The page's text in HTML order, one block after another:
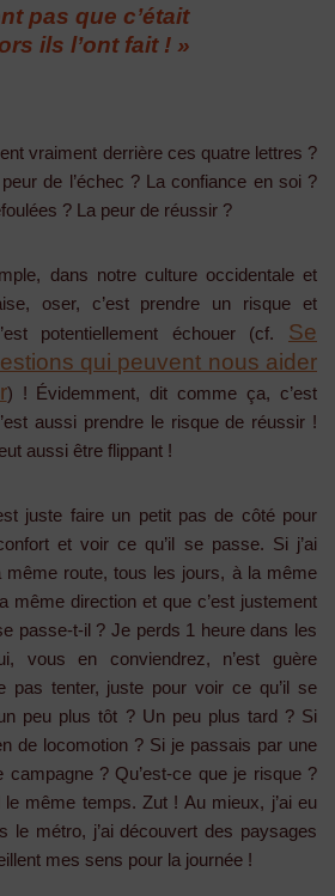
pas que c’était
ils l’ont fait ! »
vraiment derrière ces quatre lettres ?
de l’échec ? La confiance en soi ?
? La peur de réussir ?
dans notre culture occidentale et
oser, c’est prendre un risque et
potentiellement échouer (cf. Se
qui peuvent nous aider
) ! Évidemment, dit comme ça, c’est
aussi prendre le risque de réussir !
aussi être flippant !
juste faire un petit pas de côté pour
et voir ce qu’il se passe. Si j’ai
même route, tous les jours, à la même
même direction et que c’est justement
passe-t-il ? Je perds 1 heure dans les
vous en conviendrez, n’est guère
pas tenter, juste pour voir ce qu’il se
peu plus tôt ? Un peu plus tard ? Si
de locomotion ? Si je passais par une
campagne ? Qu’est-ce que je risque ?
même temps. Zut ! Au mieux, j’ai eu
le métro, j’ai découvert des paysages
mes sens pour la journée !